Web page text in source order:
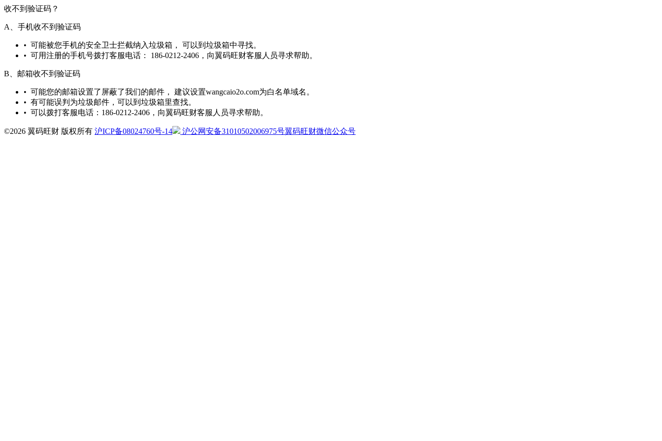
收不到验证码？
A、手机收不到验证码
• 可能被您手机的安全卫士拦截纳入垃圾箱， 可以到垃圾箱中寻找。
• 可用注册的手机号拨打客服电话： 186-0212-2406，向翼码旺财客服人员寻求帮助。
B、邮箱收不到验证码
• 可能您的邮箱设置了屏蔽了我们的邮件， 建议设置wangcaio2o.com为白名单域名。
• 有可能误判为垃圾邮件，可以到垃圾箱里查找。
• 可以拨打客服电话：186-0212-2406，向翼码旺财客服人员寻求帮助。
©2026 翼码旺财 版权所有 沪ICP备08024760号-14 沪公网安备31010502006975号翼码旺财微信公众号